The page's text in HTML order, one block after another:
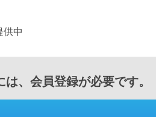
中
、会員登録が必要です。